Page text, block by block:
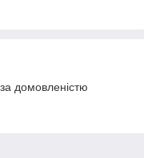
домовленістю